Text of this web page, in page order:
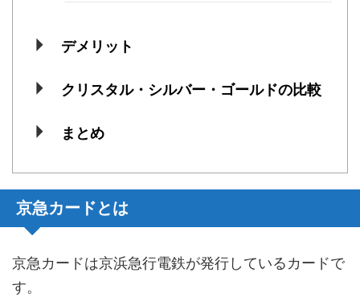
デメリット
クリスタル・シルバー・ゴールドの比較
まとめ
京急カードとは
京急カードは京浜急行電鉄が発行しているカードで
す。